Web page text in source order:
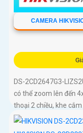
CAMERA
DS-2CD2647G3-
có thể zoom lên đến
thoại 2 chiều, khe
trong việc cân bằng